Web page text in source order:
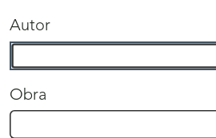
Autor
Obra